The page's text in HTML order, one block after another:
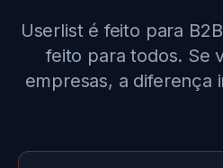
Userlist é feito para
feito para todos. Se
empresas, a